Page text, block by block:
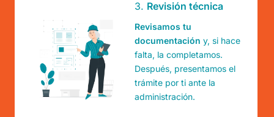
3. Revisión técnica
Revisamos tu
documentación y, si hace
falta, la completamos.
Después, presentamos el
trámite por ti ante la
administración.